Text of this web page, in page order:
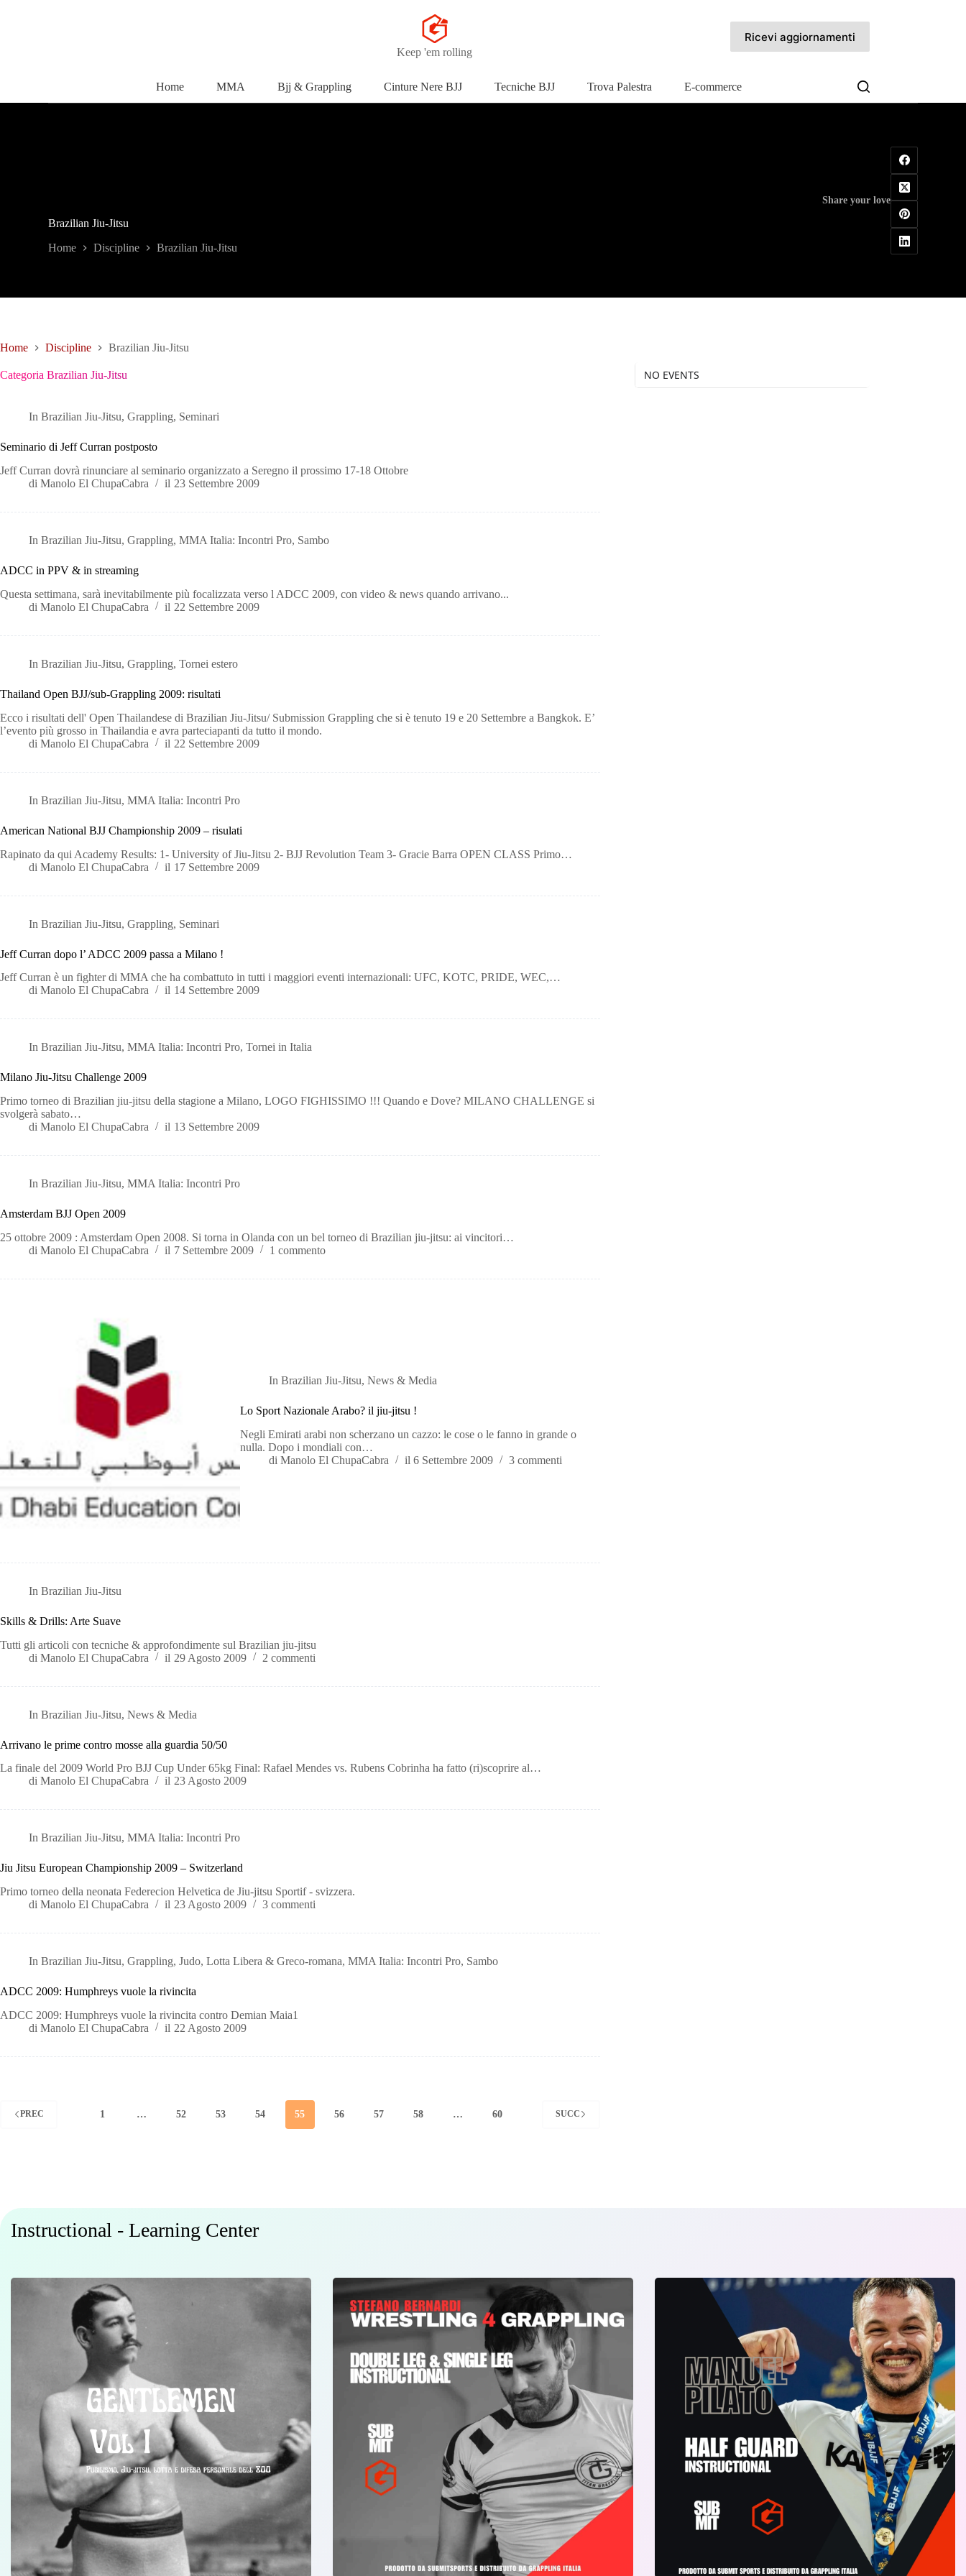
Keep 'em rolling
Ricevi aggiornamenti
Home MMA Bjj & Grappling Cinture Nere BJJ Tecniche BJJ Trova Palestra E-commerce
Brazilian Jiu-Jitsu
Home Discipline Brazilian Jiu-Jitsu
Share your love
Home Discipline Brazilian Jiu-Jitsu
Categoria Brazilian Jiu-Jitsu
In Brazilian Jiu-Jitsu,Grappling, Seminari
Seminario di Jeff Curran postposto
Jeff Curran dovrà rinunciare al seminario organizzato a Seregno il prossimo 17-18 Ottobre
di Manolo El ChupaCabra il 23 Settembre 2009
In Brazilian Jiu-Jitsu,Grappling,MMA Italia: Incontri Pro, Sambo
ADCC in PPV & in streaming
Questa settimana, sarà inevitabilmente più focalizzata verso l ADCC 2009, con video & news quando arrivano...
di Manolo El ChupaCabra il 22 Settembre 2009
In Brazilian Jiu-Jitsu,Grappling,Tornei estero
Thailand Open BJJ/sub-Grappling 2009: risultati
Ecco i risultati dell' Open Thailandese di Brazilian Jiu-Jitsu/ Submission Grappling che si è tenuto 19 e 20 Settembre a Bangkok. E’
l’evento più grosso in Thailandia e avra parteciapanti da tutto il mondo.
di Manolo El ChupaCabra il 22 Settembre 2009
In Brazilian Jiu-Jitsu,MMA Italia: Incontri Pro
American National BJJ Championship 2009 – risulati
Rapinato da qui Academy Results: 1- University of Jiu-Jitsu 2- BJJ Revolution Team 3- Gracie Barra OPEN CLASS Primo…
di Manolo El ChupaCabra il 17 Settembre 2009
In Brazilian Jiu-Jitsu,Grappling, Seminari
Jeff Curran dopo l’ ADCC 2009 passa a Milano !
Jeff Curran è un fighter di MMA che ha combattuto in tutti i maggiori eventi internazionali: UFC, KOTC, PRIDE, WEC,…
di Manolo El ChupaCabra il 14 Settembre 2009
In Brazilian Jiu-Jitsu,MMA Italia: Incontri Pro,Tornei in Italia
Milano Jiu-Jitsu Challenge 2009
Primo torneo di Brazilian jiu-jitsu della stagione a Milano, LOGO FIGHISSIMO !!! Quando e Dove? MILANO CHALLENGE si
svolgerà sabato…
di Manolo El ChupaCabra il 13 Settembre 2009
In Brazilian Jiu-Jitsu,MMA Italia: Incontri Pro
Amsterdam BJJ Open 2009
25 ottobre 2009 : Amsterdam Open 2008. Si torna in Olanda con un bel torneo di Brazilian jiu-jitsu: ai vincitori…
di Manolo El ChupaCabra il 7 Settembre 2009 1 commento
In Brazilian Jiu-Jitsu,News & Media
Lo Sport Nazionale Arabo? il jiu-jitsu !
Negli Emirati arabi non scherzano un cazzo: le cose o le fanno in grande o
nulla. Dopo i mondiali con…
di Manolo El ChupaCabra il 6 Settembre 2009 3 commenti
In Brazilian Jiu-Jitsu
Skills & Drills: Arte Suave
Tutti gli articoli con tecniche & approfondimente sul Brazilian jiu-jitsu
di Manolo El ChupaCabra il 29 Agosto 2009 2 commenti
In Brazilian Jiu-Jitsu,News & Media
Arrivano le prime contro mosse alla guardia 50/50
La finale del 2009 World Pro BJJ Cup Under 65kg Final: Rafael Mendes vs. Rubens Cobrinha ha fatto (ri)scoprire al…
di Manolo El ChupaCabra il 23 Agosto 2009
In Brazilian Jiu-Jitsu,MMA Italia: Incontri Pro
Jiu Jitsu European Championship 2009 – Switzerland
Primo torneo della neonata Federecion Helvetica de Jiu-jitsu Sportif - svizzera.
di Manolo El ChupaCabra il 23 Agosto 2009 3 commenti
In Brazilian Jiu-Jitsu,Grappling,Judo,Lotta Libera & Greco-romana,MMA Italia: Incontri Pro, Sambo
ADCC 2009: Humphreys vuole la rivincita
ADCC 2009: Humphreys vuole la rivincita contro Demian Maia1
di Manolo El ChupaCabra il 22 Agosto 2009
PREC 1 … 52 53 54 55 56 57 58 … 60 SUCC
NO EVENTS
Instructional - Learning Center